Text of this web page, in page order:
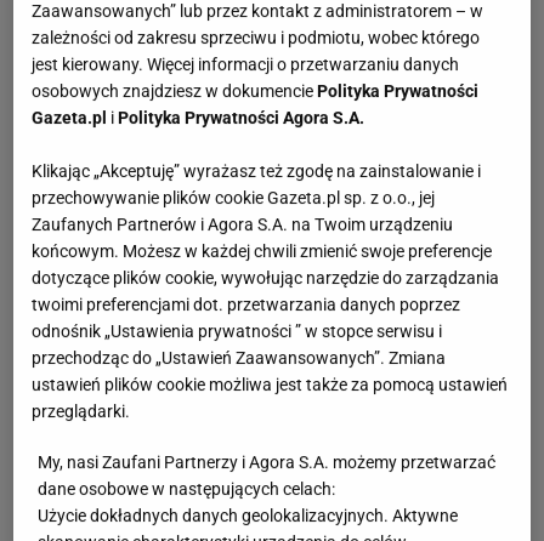
Zaawansowanych” lub przez kontakt z administratorem – w
zależności od zakresu sprzeciwu i podmiotu, wobec którego
jest kierowany. Więcej informacji o przetwarzaniu danych
osobowych znajdziesz w dokumenciePolityka Prywatności
Gazeta.pl iPolityka Prywatności Agora S.A.
Klikając „Akceptuję” wyrażasz też zgodę na zainstalowanie i
przechowywanie plików cookie Gazeta.pl sp. z o.o., jej
Zaufanych Partnerów i Agora S.A. na Twoim urządzeniu
końcowym. Możesz w każdej chwili zmienić swoje preferencje
dotyczące plików cookie, wywołując narzędzie do zarządzania
twoimi preferencjami dot. przetwarzania danych poprzez
odnośnik „Ustawienia prywatności ” w stopce serwisu i
przechodząc do „Ustawień Zaawansowanych”. Zmiana
ustawień plików cookie możliwa jest także za pomocą ustawień
przeglądarki.
My, nasi Zaufani Partnerzy i Agora S.A. możemy przetwarzać
dane osobowe w następujących celach:
Użycie dokładnych danych geolokalizacyjnych. Aktywne